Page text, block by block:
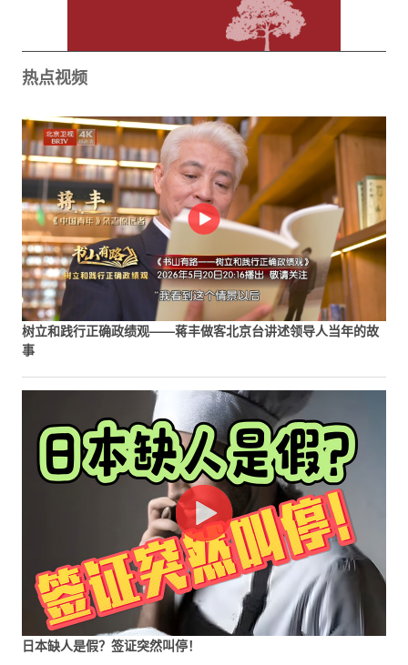
热点视频
树立和践行正确政绩观——蒋丰做客北京台讲述领导人当年的故
事
日本缺人是假？签证突然叫停！